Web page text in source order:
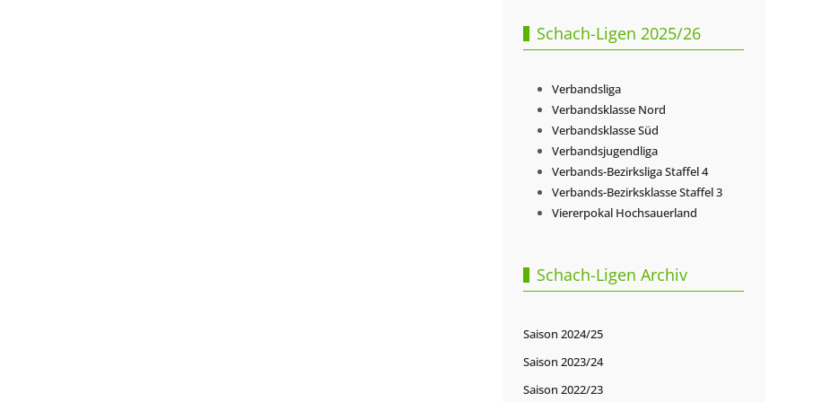
Schach-Ligen 2025/26
Verbandsliga
Verbandsklasse Nord
Verbandsklasse Süd
Verbandsjugendliga
Verbands-Bezirksliga Staffel 4
Verbands-Bezirksklasse Staffel 3
Viererpokal Hochsauerland
Schach-Ligen Archiv
Saison 2024/25
Saison 2023/24
Saison 2022/23